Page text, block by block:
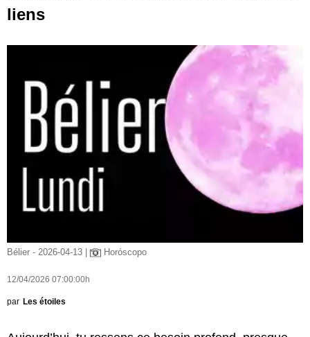
liens
Bélier - 2026-04-13 | Horóscopo
12/04/2026 07:00:00h
par Les étoiles